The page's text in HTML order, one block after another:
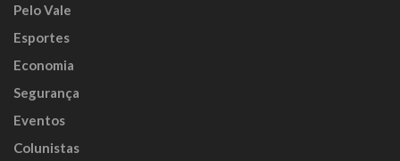
Pelo Vale
Esportes
Economia
Segurança
Eventos
Colunistas